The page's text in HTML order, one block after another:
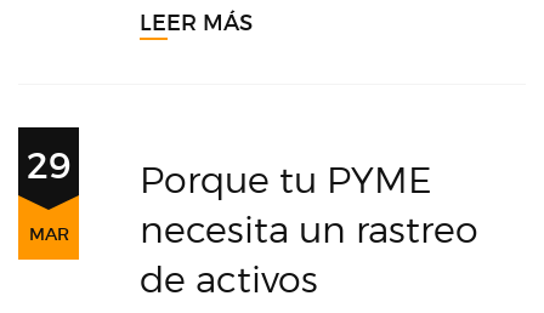
LEER MÁS
29
MAR
Porque tu PYME
necesita un rastreo
de activos